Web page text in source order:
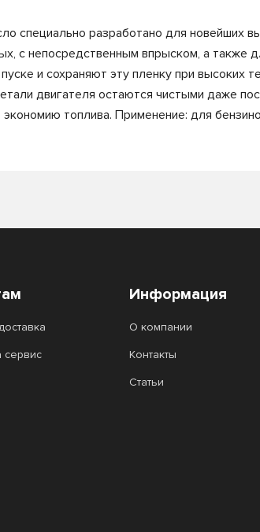
специально разработано для новейших
с непосредственным впрыском, а также
и сохраняют эту пленку при высоких
двигателя остаются чистыми даже
топлива. Применение: для
сервис
Информация
О компании
Контакты
Статьи